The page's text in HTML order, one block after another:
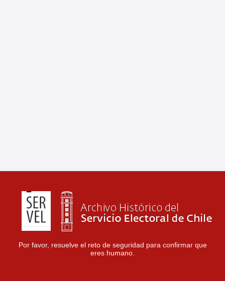
Por favor, resuelve el reto de seguridad para confirmar que
eres humano.